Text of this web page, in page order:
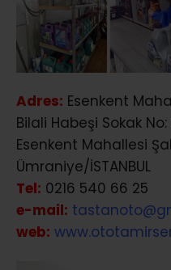
Adres: Esenkent
Bilali Habeşi Sokak
Esenkent Mahallesi
Ümraniye/İSTANBUL
Tel: 0216 540 66 25
e-mail:
web: